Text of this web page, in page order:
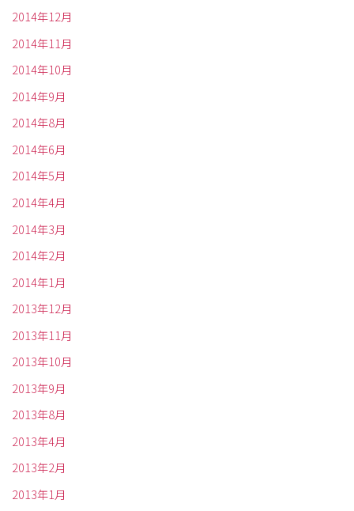
2014年12月
2014年11月
2014年10月
2014年9月
2014年8月
2014年6月
2014年5月
2014年4月
2014年3月
2014年2月
2014年1月
2013年12月
2013年11月
2013年10月
2013年9月
2013年8月
2013年4月
2013年2月
2013年1月